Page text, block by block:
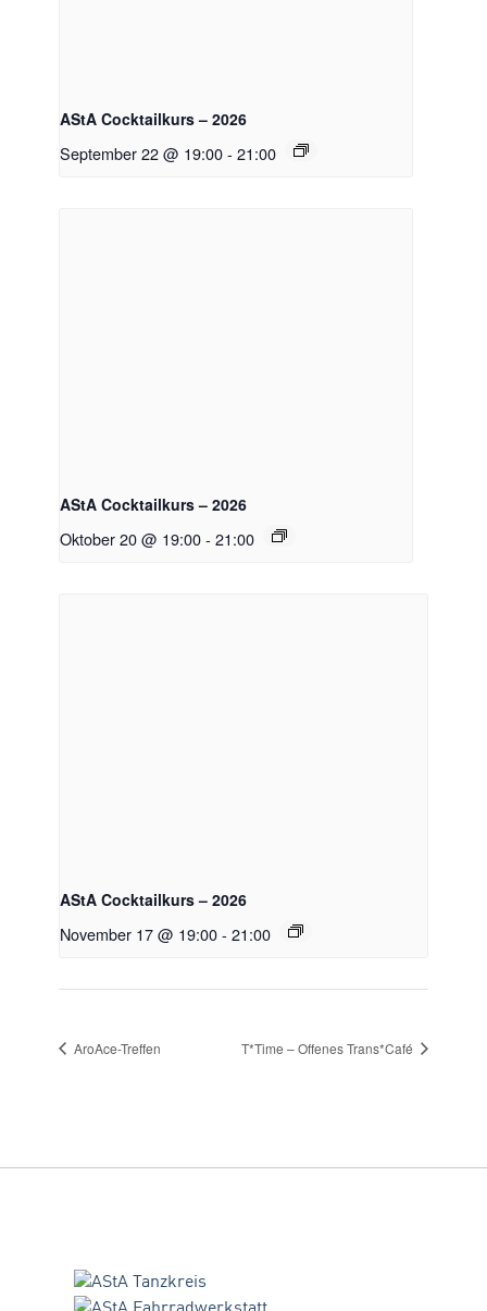
AStA Cocktailkurs – 2026
September 22 @ 19:00- 21:00
AStA Cocktailkurs – 2026
Oktober 20 @ 19:00- 21:00
AStA Cocktailkurs – 2026
November 17 @ 19:00- 21:00
AroAce-Treffen T*Time – Offenes Trans*Café